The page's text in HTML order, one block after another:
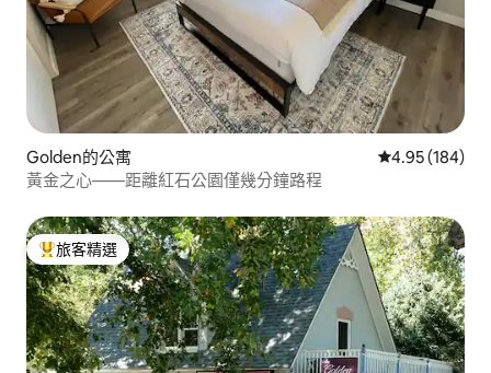
Golden的公寓 從 184 則評價
4.95 (184)
黃金之心——距離紅石公園僅幾分鐘路程
旅客精選榜首
旅客精選